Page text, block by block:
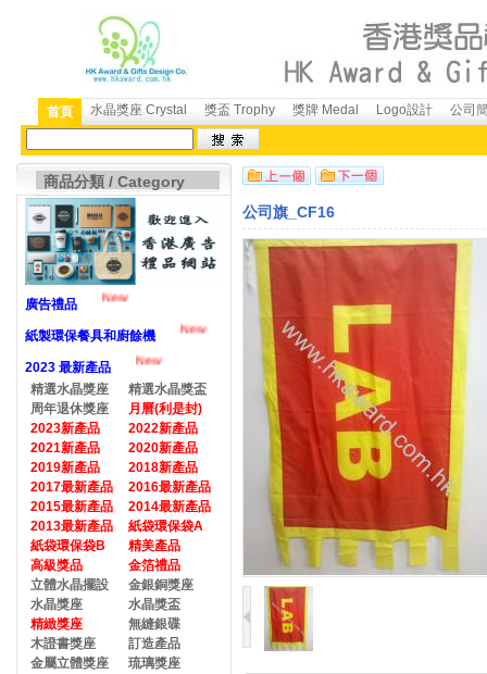
首頁 水晶獎座 Crystal 獎盃 Trophy 獎牌 Medal Logo設計 公司
商品分類 / Category
廣告禮品 New
紙製環保餐具和廚餘機 New
2023 最新產品
New
精選水晶獎座
精選水晶獎盃
周年退休獎座
月曆(利是封)
2023新產品
2022新產品
2021新產品
2020新產品
2019新產品
2018新產品
2017最新產品
2016最新產品
2015最新產品
2014最新產品
2013最新產品
紙袋環保袋A
紙袋環保袋B
精美產品
高級獎品
金箔禮品
立體水晶擺設
金銀銅獎座
水晶獎座
水晶獎盃
精緻獎座
無縫銀碟
木證書獎座
訂造產品
金屬立體獎座
琉璃獎座
公司旗_CF16